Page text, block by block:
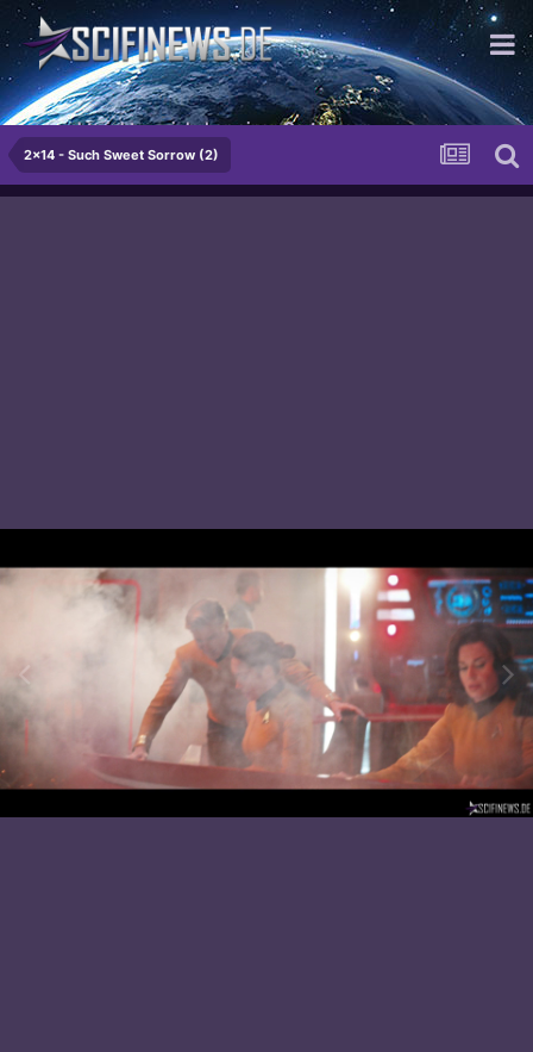
...macht nichts - wir haben einen Gartenzaun.
2x14 - Such Sweet Sorrow (2)